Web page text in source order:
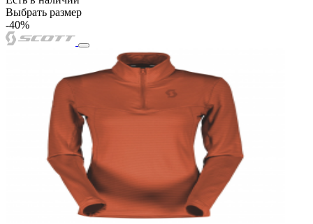
Выбрать размер
-40%